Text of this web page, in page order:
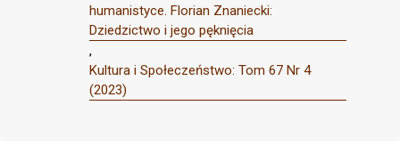
humanistyce. Florian Znaniecki:
Dziedzictwo i jego pęknięcia
,
Kultura i Społeczeństwo: Tom 67 Nr 4
(2023)